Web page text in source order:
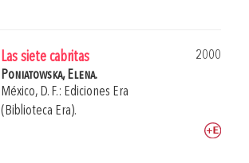
Las siete cabritas
2000
Poniatowska, Elena.
México, D. F.: Ediciones Era
(Biblioteca Era).